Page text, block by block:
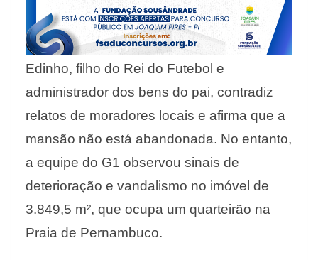
Edinho, filho do Rei do Futebol e
administrador dos bens do pai, contradiz
relatos de moradores locais e afirma que a
mansão não está abandonada. No entanto,
a equipe do G1 observou sinais de
deterioração e vandalismo no imóvel de
3.849,5 m², que ocupa um quarteirão na
Praia de Pernambuco.